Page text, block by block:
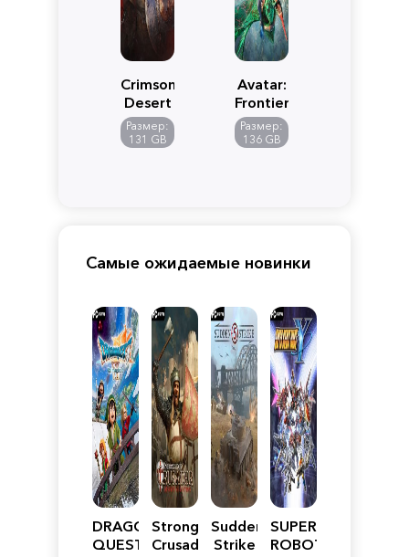
Crimson
Desert
Размер:
131 GB
Avatar:
Frontiers
of
Pandora
Размер:
136 GB
Самые ожидаемые новинки
DRAGON
QUEST
Stronghold
Crusader:
Sudden
Strike
SUPER
ROBOT